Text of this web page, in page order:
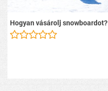
Hogyan vásárolj snowboardot?